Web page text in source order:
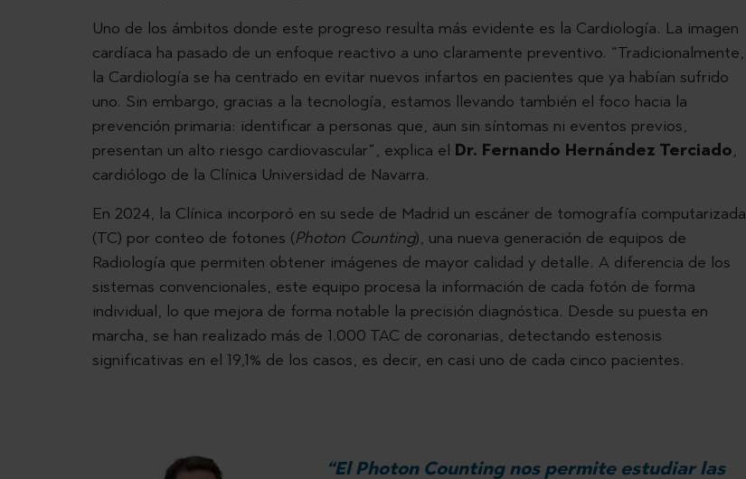
Uno de los ámbitos donde este progreso resulta más evidente es la Cardiología. La imagen
cardíaca ha pasado de un enfoque reactivo a uno claramente preventivo. “Tradicionalmente,
la Cardiología se ha centrado en evitar nuevos infartos en pacientes que ya habían sufrido
uno. Sin embargo, gracias a la tecnología, estamos llevando también el foco hacia la
prevención primaria: identificar a personas que, aun sin síntomas ni eventos previos,
presentan un alto riesgo cardiovascular”, explica el Dr. Fernando Hernández Terciado,
cardiólogo de la Clínica Universidad de Navarra.
En 2024, la Clínica incorporó en su sede de Madrid un escáner de tomografía computarizada
(TC) por conteo de fotones (Photon Counting), una nueva generación de equipos de
Radiología que permiten obtener imágenes de mayor calidad y detalle. A diferencia de los
sistemas convencionales, este equipo procesa la información de cada fotón de forma
individual, lo que mejora de forma notable la precisión diagnóstica. Desde su puesta en
marcha, se han realizado más de 1.000 TAC de coronarias, detectando estenosis
significativas en el 19,1% de los casos, es decir, en casi uno de cada cinco pacientes.
“El Photon Counting nos permite estudiar las